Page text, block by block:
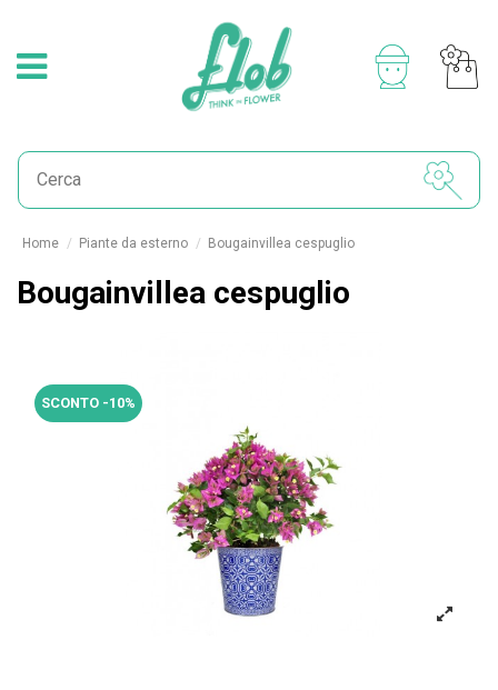
Home Piante da esterno Bougainvillea cespuglio
Bougainvillea cespuglio
SCONTO -10%